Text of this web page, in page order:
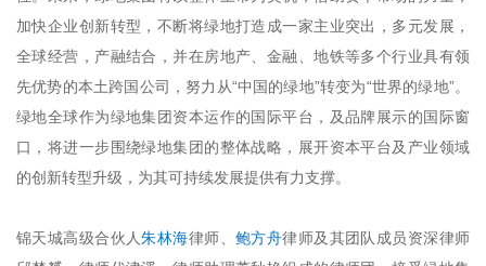
加快企业创新转型，不断将绿地打造成一家主业突出，多元发展，
全球经营，产融结合，并在房地产、金融、地铁等多个行业具有领
先优势的本土跨国公司，努力从“中国的绿地”转变为“世界的绿地”。
绿地全球作为绿地集团资本运作的国际平台，及品牌展示的国际窗
口，将进一步围绕绿地集团的整体战略，展开资本平台及产业领域
的创新转型升级，为其可持续发展提供有力支撑。
锦天城高级合伙人朱林海律师、鲍方舟律师及其团队成员资深律师